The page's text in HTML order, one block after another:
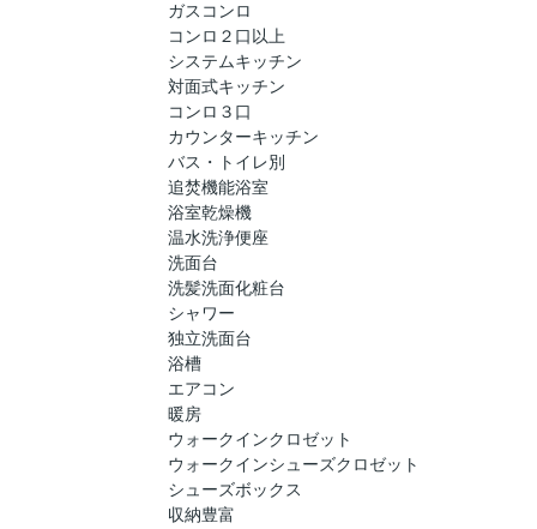
ガスコンロ
コンロ２口以上
システムキッチン
対面式キッチン
コンロ３口
カウンターキッチン
バス・トイレ別
追焚機能浴室
浴室乾燥機
温水洗浄便座
洗面台
洗髪洗面化粧台
シャワー
独立洗面台
浴槽
エアコン
暖房
ウォークインクロゼット
ウォークインシューズクロゼット
シューズボックス
収納豊富